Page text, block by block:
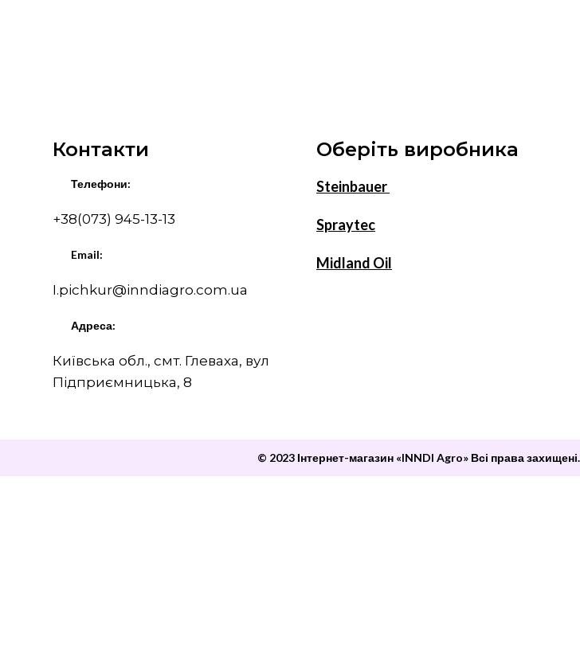
Контакти
Телефони:
+38(073) 945-13-13
Email:
I.pichkur@inndiagro.com.ua
Адреса:
Київська обл., смт. Глеваха, вул
Підприємницька, 8
Оберіть виробника
Steinbauer
Spraytec
Midland Oil
© 2023 Інтернет-магазин «INNDI Agro» Всі права захищені.